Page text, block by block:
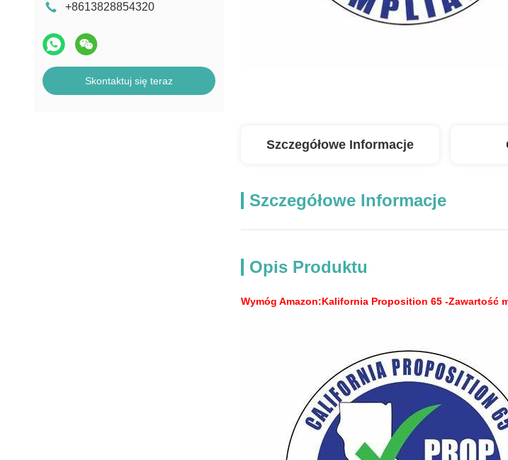
+8613828854320
Skontaktuj się teraz
Szczegółowe Informacje
Szczegółowe Informacje
Opis Produktu
Wymóg Amazon:Kalifornia Proposition 65 -Zawartość